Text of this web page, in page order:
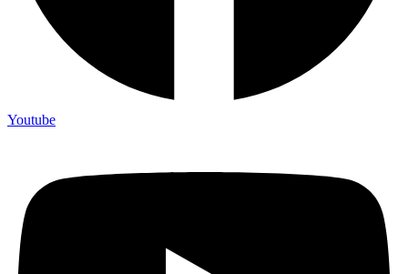
Youtube